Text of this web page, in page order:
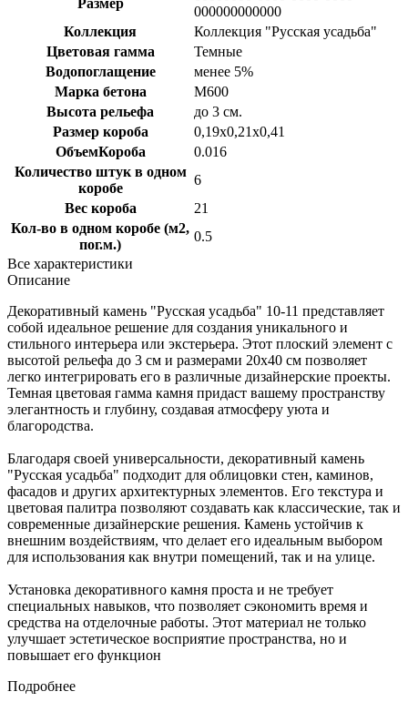
Размер
000000000000
Коллекция
Коллекция "Русская усадьба"
Цветовая гамма
Темные
Водопоглащение
менее 5%
Марка бетона
M600
Высота рельефа
до 3 см.
Размер короба
0,19х0,21х0,41
ОбъемКороба
0.016
Количество штук в одном
коробе
6
Вес короба
21
Кол-во в одном коробе (м2,
пог.м.)
0.5
Все характеристики
Описание
Декоративный камень "Русская усадьба" 10-11 представляет
собой идеальное решение для создания уникального и
стильного интерьера или экстерьера. Этот плоский элемент с
высотой рельефа до 3 см и размерами 20х40 см позволяет
легко интегрировать его в различные дизайнерские проекты.
Темная цветовая гамма камня придаст вашему пространству
элегантность и глубину, создавая атмосферу уюта и
благородства.
Благодаря своей универсальности, декоративный камень
"Русская усадьба" подходит для облицовки стен, каминов,
фасадов и других архитектурных элементов. Его текстура и
цветовая палитра позволяют создавать как классические, так и
современные дизайнерские решения. Камень устойчив к
внешним воздействиям, что делает его идеальным выбором
для использования как внутри помещений, так и на улице.
Установка декоративного камня проста и не требует
специальных навыков, что позволяет сэкономить время и
средства на отделочные работы. Этот материал не только
улучшает эстетическое восприятие пространства, но и
повышает его функцион
Подробнее